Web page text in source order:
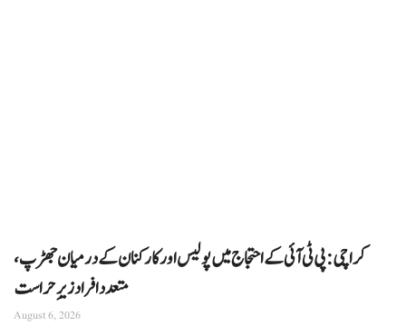
کراچی: پی ٹی آئی کے احتجاج میں پولیس اور کارکنان کے درمیان جھڑپ،
متعدد افراد زیرِ حراست
August 6, 2026